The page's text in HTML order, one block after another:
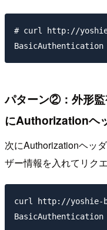
# curl http://
パターン②：外形
にAuthorizationヘ
次にAuthorizationヘッ
ザー情報を入れてリク
curl http://yoshie-